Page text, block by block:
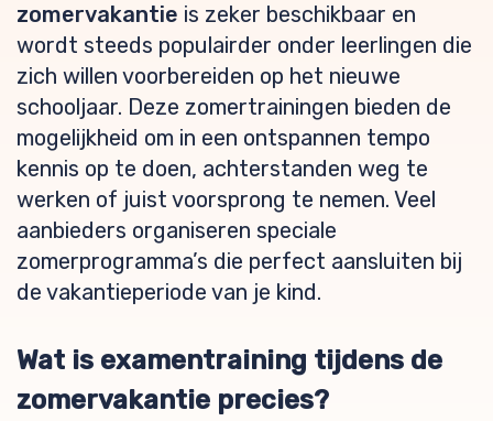
zomervakantie is zeker beschikbaar en
wordt steeds populairder onder leerlingen die
zich willen voorbereiden op het nieuwe
schooljaar. Deze zomertrainingen bieden de
mogelijkheid om in een ontspannen tempo
kennis op te doen, achterstanden weg te
werken of juist voorsprong te nemen. Veel
aanbieders organiseren speciale
zomerprogramma’s die perfect aansluiten bij
de vakantieperiode van je kind.
Wat is examentraining tijdens de
zomervakantie precies?